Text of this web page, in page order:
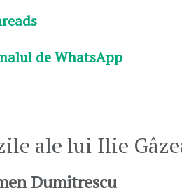
de WhatsApp
ale lui Ilie
Dumitrescu